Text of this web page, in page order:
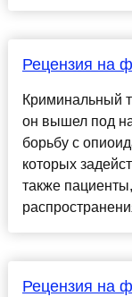
Рецензия на
Криминальный
он вышел под
борьбу с
которых
также
Рецензия на